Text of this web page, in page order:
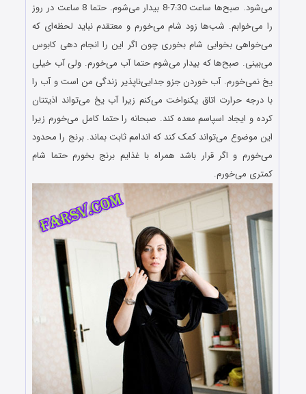
می‌شود. صبح‌ها ساعت 7:30-8 بیدار می‌شوم. حتما 8 ساعت در روز
را می‌خوابم. شب‌ها زود شام می‌خورم و معتقدم نباید لحظه‌ای که
می‌خواهی بخوابی شام بخوری چون اگر این را انجام دهی کابوس
می‌بینی. صبح‌ها که بیدار می‌شوم حتما آب می‌خورم. ولی آب خیلی
یخ نمی‌خورم. آب خوردن جزو جدایی‌ناپذیر زندگی من است و آب را
با درجه حرارت اتاق یکنواخت می‌کنم زیرا آب یخ می‌تواند اذیتتان
کرده و ایجاد اسپاسم معده کند. صبحانه را حتما کامل می‌خورم زیرا
این موضوع می‌تواند کمک کند که اندامم ثابت بماند. برنج را محدود
می‌خورم و اگر قرار باشد همراه با غذایم برنج بخورم حتما شام
کمتری می‌خورم.